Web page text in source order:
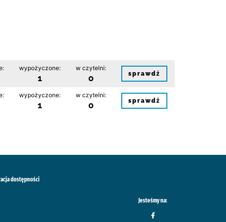
wypożyczone:
1
w czytelni:
0 sprawdź
wypożyczone:
1
w czytelni:
0 sprawdź
dostępności
Jesteśmy na: